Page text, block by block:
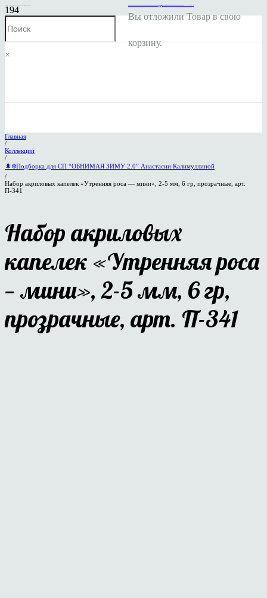
×
Мой аккаунтЗаказы
Вы отложилиТоварв свою
корзину.
Главная
/
Коллекции
/
🌲❄️Подборка для СП “ОБНИМАЯ ЗИМУ 2.0” Анастасии Калимуллиной
/
Набор акриловых капелек «Утренняя роса — мини», 2-5 мм, 6 гр, прозрачные, арт.
П-341
Набор акриловых
капелек «Утренняя роса
— мини», 2-5 мм, 6 гр,
прозрачные, арт. П-341